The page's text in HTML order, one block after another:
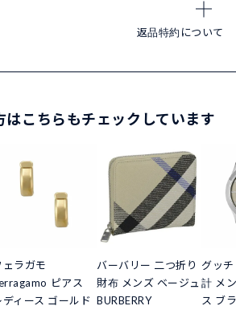
返品特約について
はこちらもチェックしています
ェラガモ
ピアス
ディース ゴールド
バーバリー 二つ折り
財布 メンズ ベージュ
BURBERRY
グッ
計 メ
ス ブ